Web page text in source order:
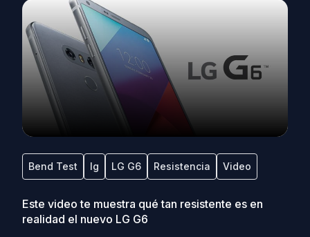
Bend Test lg LG G6 Resistencia Video
Este video te muestra qué tan resistente es en
realidad el nuevo LG G6